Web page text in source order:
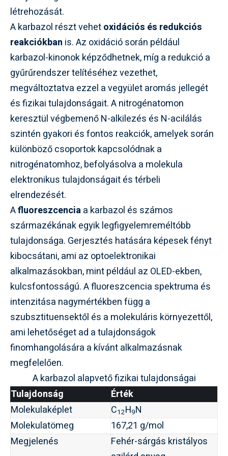
létrehozását.
A karbazol részt vehetoxidációs és redukciós
reakciókban is. Az oxidáció során például
karbazol-kinonok képződhetnek, míg a redukció a
gyűrűrendszer telítéséhez vezethet,
megváltoztatva ezzel a vegyület aromás jellegét
és fizikai tulajdonságait. A nitrogénatomon
keresztül végbemenő N-alkilezés és N-acilálás
szintén gyakori és fontos reakciók, amelyek során
különböző csoportok kapcsolódnak a
nitrogénatomhoz, befolyásolva a molekula
elektronikus tulajdonságait és térbeli
elrendezését.
Afluoreszcenciaa karbazol és számos
származékának egyik legfigyelemreméltóbb
tulajdonsága. Gerjesztés hatására képesek fényt
kibocsátani, ami az optoelektronikai
alkalmazásokban, mint például az OLED-ekben,
kulcsfontosságú. A fluoreszcencia spektruma és
intenzitása nagymértékben függ a
szubsztituensektől és a molekuláris környezettől,
ami lehetőséget ad a tulajdonságok
finomhangolására a kívánt alkalmazásnak
megfelelően.
A karbazol alapvető fizikai tulajdonságai
Tulajdonság
Érték
Molekulaképlet
C12H9N
Molekulatömeg
167,21 g/mol
Megjelenés
Fehér-sárgás kristályos